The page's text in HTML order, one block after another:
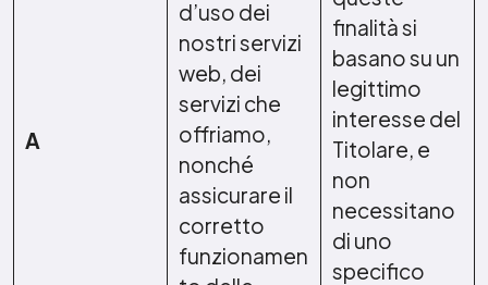
A
d’uso dei
nostri servizi
web, dei
servizi che
offriamo,
nonché
assicurare il
corretto
funzionamen
finalità si
basano su un
legittimo
interesse del
Titolare, e
non
necessitano
di uno
specifico